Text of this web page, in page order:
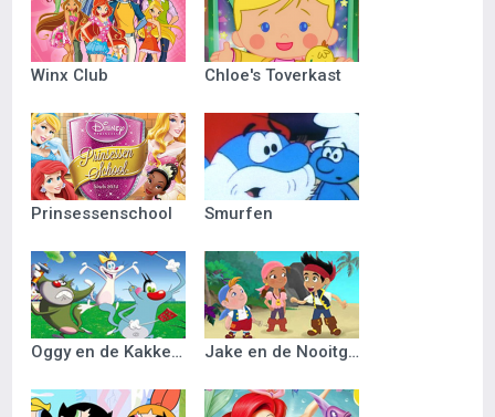
Winx Club Chloe's Toverkast
Prinsessenschool Smurfen
Oggy en de Kakkerlakken Jake en de Nooitgedacht Piraten